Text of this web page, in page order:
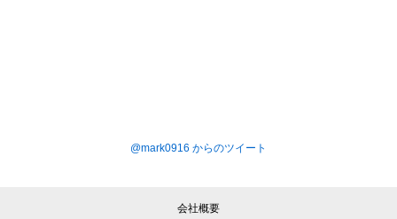
@mark0916 からのツイート
会社概要